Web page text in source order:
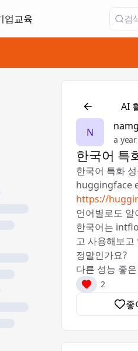
림
업교육
탭에서 열림
❓AI
N
a
한국어 특
한국어 특화
huggingface
https://
언어별로도 알
한국어는
고 사용해보고
정말인가요?
다른 성능 좋
2
좋